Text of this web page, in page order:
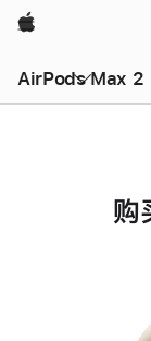
Apple
AirPods Max 2
购